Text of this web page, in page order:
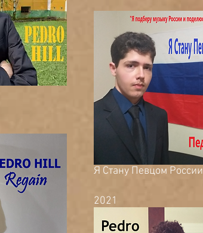
Я Стану Певцом России
2021